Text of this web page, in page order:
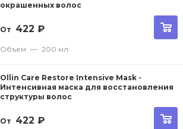
окрашенных волос
От 422 ₽
Объем — 200 мл
Ollin Care Restore Intensive Mask -
Интенсивная маска для восстановления
структуры волос
От 422 ₽